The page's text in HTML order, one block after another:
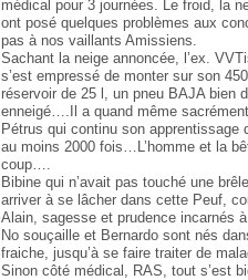
médical pour 3 journées. Le froid, la
ont posé quelques problèmes aux
pas à nos vaillants Amissiens.
Sachant la neige annoncée, l’ex.
s’est empressé de monter sur son
réservoir de 25 l, un pneu BAJA bien
enneigé….Il a quand même
Pétrus qui continu son apprentissage
au moins 2000 fois…L’homme et la
coup….
Bibine qui n’avait pas touché une
arriver à se lâcher dans cette Peuf,
Alain, sagesse et prudence incarnés
No souçaille et Bernardo sont nés
fraiche, jusqu’à se faire traiter de
Sinon côté médical, RAS, tout s’est